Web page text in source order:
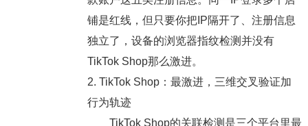
铺是红线，但只要你把IP隔开了、注册信息
独立了，设备的浏览器指纹检测并没有
TikTok Shop那么激进。
2. TikTok Shop：最激进，三维交叉验证加
行为轨迹
TikTok Shop的关联检测是三个平台里最